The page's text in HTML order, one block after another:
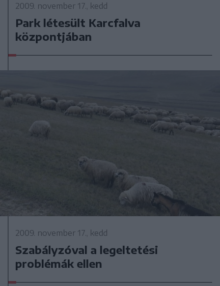
2009. november 17., kedd
Park létesült Karcfalva
központjában
2009. november 17., kedd
Szabályzóval a legeltetési
problémák ellen